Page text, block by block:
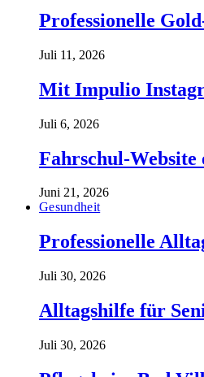
Professionelle
Juli 11, 2026
Mit Impulio
Juli 6, 2026
Fahrschul-Website
Juni 21, 2026
Gesundheit
Professionelle
Juli 30, 2026
Alltagshilfe für
Juli 30, 2026